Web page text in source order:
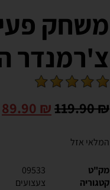
משחק
צ'רמנדר
119.90₪
89.90 ₪
המלאי אזל
מק"ט
09533
קטגוריה
צעצועים